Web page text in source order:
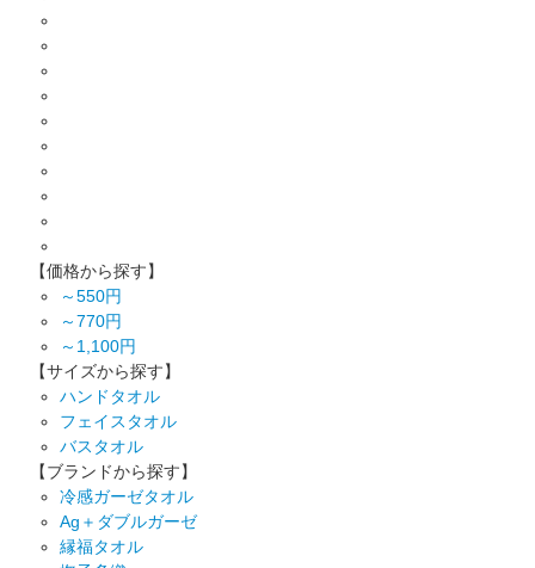
【価格から探す】
～550円
～770円
～1,100円
【サイズから探す】
ハンドタオル
フェイスタオル
バスタオル
【ブランドから探す】
冷感ガーゼタオル
Ag＋ダブルガーゼ
縁福タオル